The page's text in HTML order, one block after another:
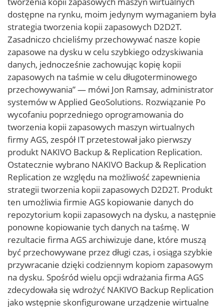
dostępne na rynku, moim jedynym wymaganiem była
strategia tworzenia kopii zapasowych D2D2T.
Zasadniczo chcieliśmy przechowywać nasze kopie
zapasowe na dysku w celu szybkiego odzyskiwania
danych, jednocześnie zachowując kopię kopii
zapasowych na taśmie w celu długoterminowego
przechowywania” — mówi Jon Ramsay, administrator
systemów w Applied GeoSolutions. Rozwiązanie Po
wycofaniu poprzedniego oprogramowania do
tworzenia kopii zapasowych maszyn wirtualnych
firmy AGS, zespół IT przetestował jako pierwszy
produkt NAKIVO Backup & Replication Replication.
Ostatecznie wybrano NAKIVO Backup & Replication
Replication ze względu na możliwość zapewnienia
strategii tworzenia kopii zapasowych D2D2T. Produkt
ten umożliwia firmie AGS kopiowanie danych do
repozytorium kopii zapasowych na dysku, a następnie
ponowne kopiowanie tych danych na taśmę. W
rezultacie firma AGS archiwizuje dane, które muszą
być przechowywane przez długi czas, i osiąga szybkie
przywracanie dzięki codziennym kopiom zapasowym
na dysku. Spośród wielu opcji wdrażania firma AGS
zdecydowała się wdrożyć NAKIVO Backup Replication
jako wstępnie skonfigurowane urządzenie wirtualne